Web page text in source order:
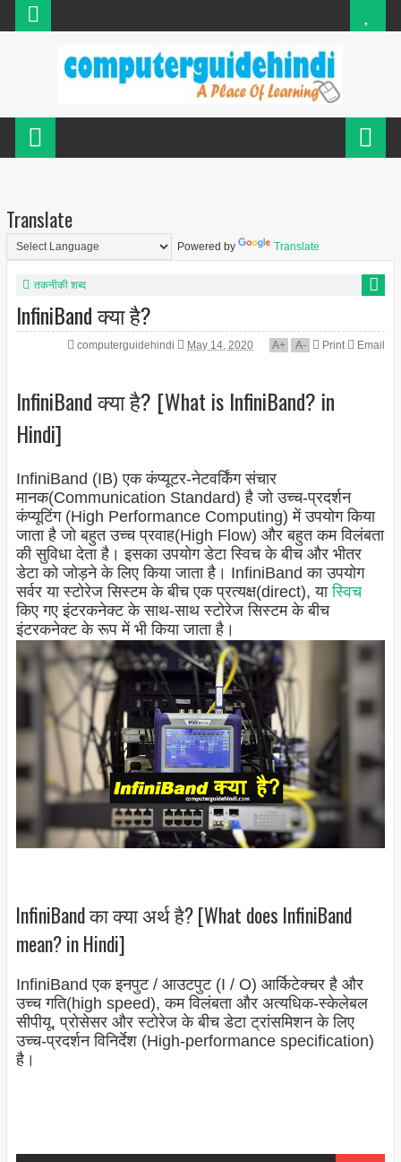
Translate
Powered by Translate
तकनीकी शब्द
InfiniBand क्या है?
computerguidehindi May 14, 2020 A+ A- Print Email
InfiniBand क्या है? [What is InfiniBand? in
Hindi]
InfiniBand (IB) एक कंप्यूटर-नेटवर्किंग संचार
मानक(Communication Standard) है जो उच्च-प्रदर्शन
कंप्यूटिंग (High Performance Computing) में उपयोग किया
जाता है जो बहुत उच्च प्रवाह(High Flow) और बहुत कम विलंबता
की सुविधा देता है। इसका उपयोग डेटा स्विच के बीच और भीतर
डेटा को जोड़ने के लिए किया जाता है। InfiniBand का उपयोग
सर्वर या स्टोरेज सिस्टम के बीच एक प्रत्यक्ष(direct), यास्विच
किए गए इंटरकनेक्ट के साथ-साथ स्टोरेज सिस्टम के बीच
इंटरकनेक्ट के रूप में भी किया जाता है।
InfiniBand का क्या अर्थ है? [What does InfiniBand
mean? in Hindi]
InfiniBand एक इनपुट / आउटपुट (I / O) आर्किटेक्चर है और
उच्च गति(high speed), कम विलंबता और अत्यधिक-स्केलेबल
सीपीयू, प्रोसेसर और स्टोरेज के बीच डेटा ट्रांसमिशन के लिए
उच्च-प्रदर्शन विनिर्देश (High-performance specification)
है।